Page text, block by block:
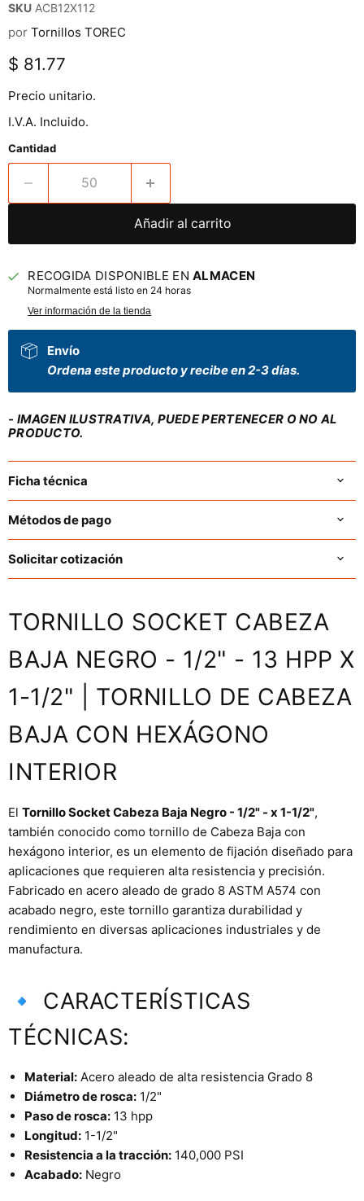
SKU ACB12X112
por Tornillos TOREC
Precio actual
$ 81.77
Precio unitario.
I.V.A. Incluido.
Cantidad
Añadir al carrito
RECOGIDA DISPONIBLE ENALMACEN
Normalmente está listo en 24 horas
Ver información de la tienda
Envío
Ordena este producto y recibe en 2-3 días.
- IMAGEN ILUSTRATIVA, PUEDE PERTENECER O NO AL
PRODUCTO.
Ficha técnica
Métodos de pago
Solicitar cotización
TORNILLO SOCKET CABEZA
BAJA NEGRO - 1/2" - 13 HPP X
1-1/2" | TORNILLO DE CABEZA
BAJA CON HEXÁGONO
INTERIOR
El Tornillo Socket Cabeza Baja Negro - 1/2" - x 1-1/2",
también conocido como tornillo de Cabeza Baja con
hexágono interior, es un elemento de fijación diseñado para
aplicaciones que requieren alta resistencia y precisión.
Fabricado en acero aleado de grado 8 ASTM A574 con
acabado negro, este tornillo garantiza durabilidad y
rendimiento en diversas aplicaciones industriales y de
manufactura.
🔹 CARACTERÍSTICAS
TÉCNICAS:
Material: Acero aleado de alta resistencia Grado 8
Diámetro de rosca: 1/2"
Paso de rosca: 13 hpp
Longitud: 1-1/2"
Resistencia a la tracción: 140,000 PSI
Acabado: Negro